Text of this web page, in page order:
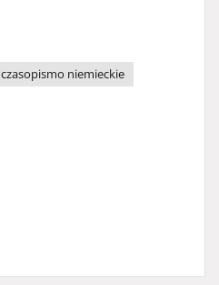
czasopismo niemieckie